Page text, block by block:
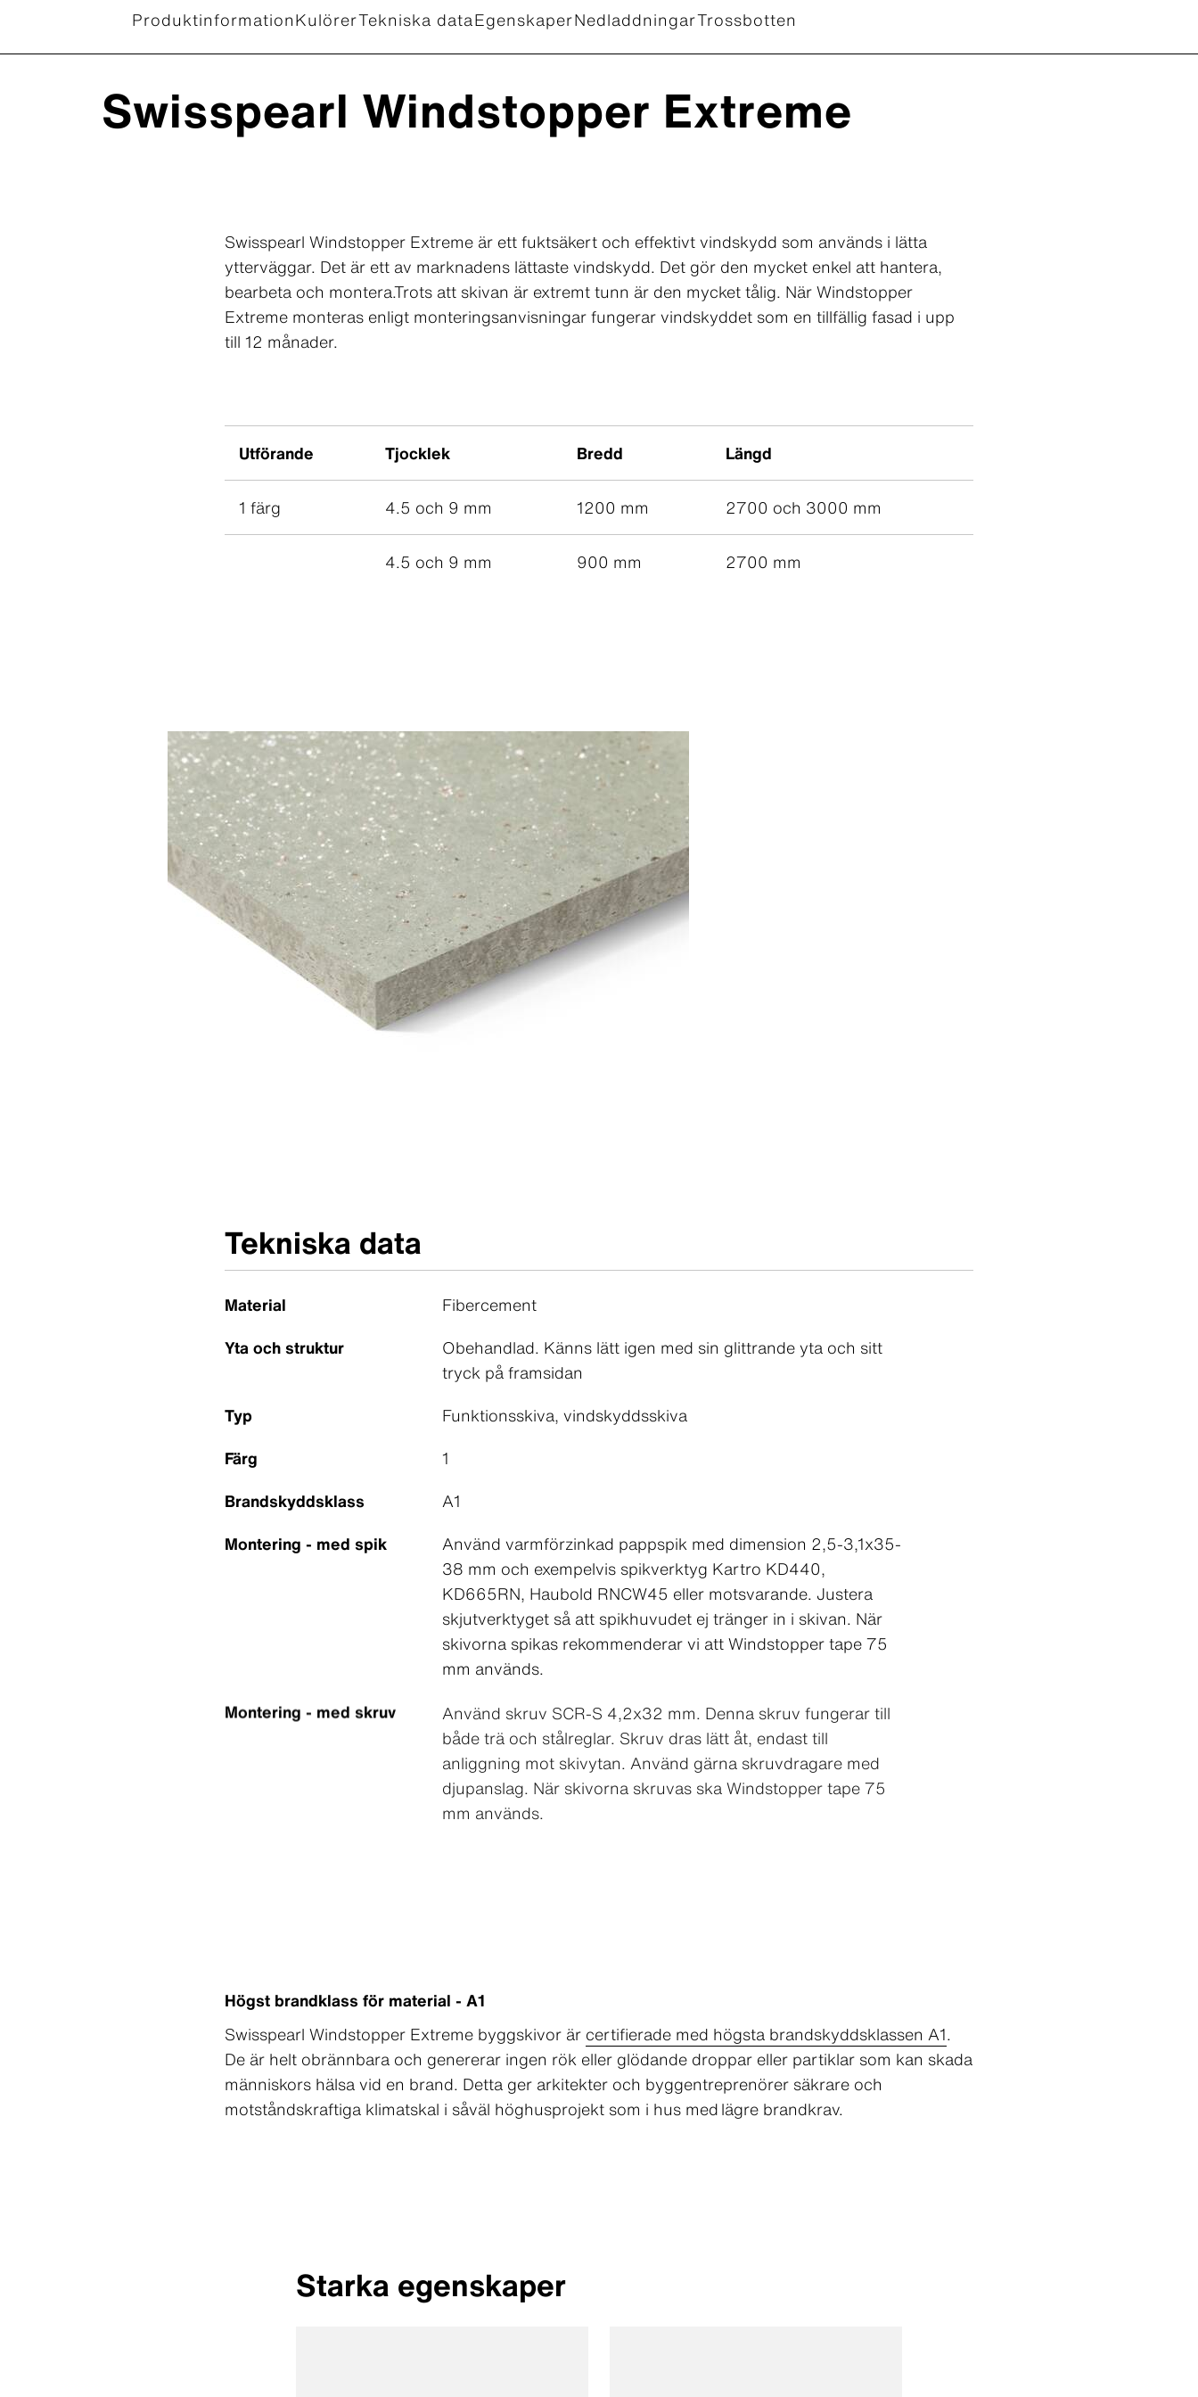
ProduktinformationKulörerTekniska dataEgenskaperNedladdningarTrossbotten
Swisspearl Windstopper Extreme
Swisspearl Windstopper Extreme är ett fuktsäkert och effektivt vindskydd som används i lätta
ytterväggar. Det är ett av marknadens lättaste vindskydd. Det gör den mycket enkel att hantera,
bearbeta och montera.Trots att skivan är extremt tunn är den mycket tålig. När Windstopper
Extreme monteras enligt monteringsanvisningar fungerar vindskyddet som en tillfällig fasad i upp
till 12 månader.
Utförande Tjocklek Bredd Längd
1 färg 4.5 och 9 mm 1200 mm 2700 och 3000 mm
4.5 och 9 mm 900 mm 2700 mm
Tekniska data
Material
Fibercement
Yta och struktur
Obehandlad. Känns lätt igen med sin glittrande yta och sitt
tryck på framsidan
Typ
Funktionsskiva, vindskyddsskiva
Färg
1
Brandskyddsklass
A1
Montering - med spik
Använd varmförzinkad pappspik med dimension 2,5-3,1x35-
38 mm och exempelvis spikverktyg Kartro KD440,
KD665RN, Haubold RNCW45 eller motsvarande. Justera
skjutverktyget så att spikhuvudet ej tränger in i skivan. När
skivorna spikas rekommenderar vi att Windstopper tape 75
mm används.
Montering - med skruv
Använd skruv SCR-S 4,2x32 mm. Denna skruv fungerar till
både trä och stålreglar. Skruv dras lätt åt, endast till
anliggning mot skivytan. Använd gärna skruvdragare med
djupanslag. När skivorna skruvas ska Windstopper tape 75
mm används.
Högst brandklass för material - A1
Swisspearl Windstopper Extreme byggskivor är certifierade med högsta brandskyddsklassen A1.
De är helt obrännbara och genererar ingen rök eller glödande droppar eller partiklar som kan skada
människors hälsa vid en brand. Detta ger arkitekter och byggentreprenörer säkrare och
motståndskraftiga klimatskal i såväl höghusprojekt som i hus med lägre brandkrav.
Starka egenskaper